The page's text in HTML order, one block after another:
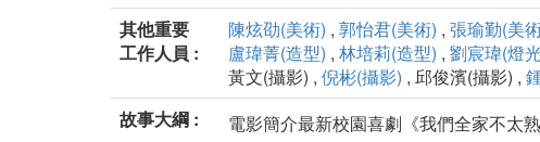
其他重要
工作人員 :
陳炫劭(美術) , 郭怡君(美術) , 張瑜勤(美
盧瑋菁(造型) , 林培莉(造型) , 劉宸瑋(燈
黃文(攝影) , 倪彬(攝影) , 邱俊濱(攝影) ,
故事大綱 :
電影簡介最新校園喜劇《我們全家不太